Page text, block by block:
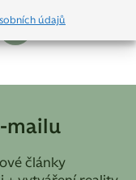
údajů
mailu
články